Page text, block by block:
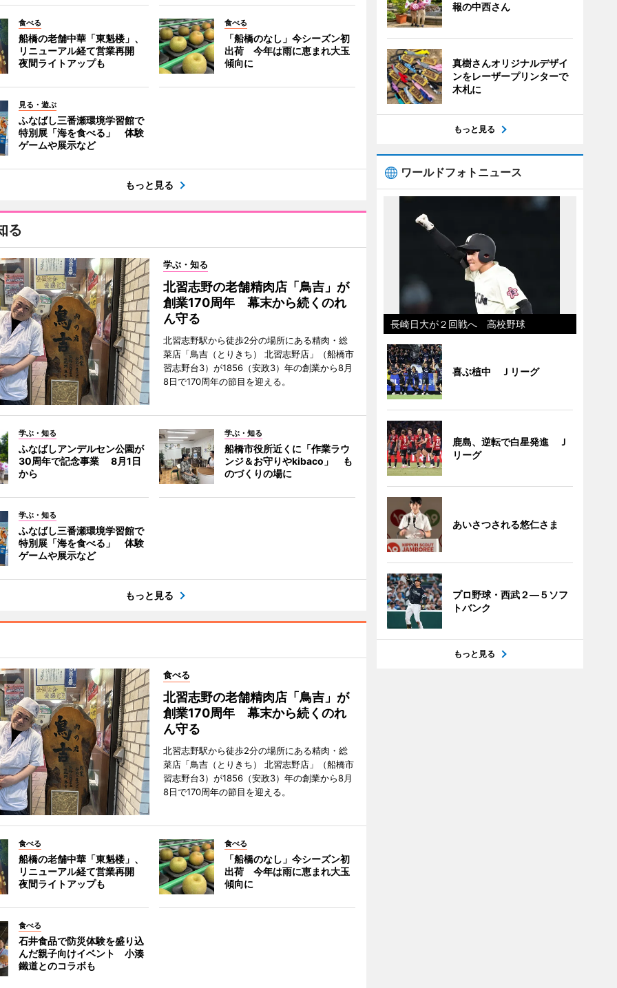
食べる
船橋の老舗中華「東魁楼」、
リニューアル経て営業再開
夜間ライトアップも
食べる
「船橋のなし」今シーズン初
出荷 今年は雨に恵まれ大玉
傾向に
見る・遊ぶ
ふなばし三番瀬環境学習館で
特別展「海を食べる」 体験
ゲームや展示など
もっと見る
る
学ぶ・知る
北習志野の老舗精肉店「鳥吉」が
創業170周年 幕末から続くのれ
ん守る
北習志野駅から徒歩2分の場所にある精肉・総
菜店「鳥吉（とりきち） 北習志野店」（船橋市
習志野台3）が1856（安政3）年の創業から8月
8日で170周年の節目を迎える。
学ぶ・知る
ふなばしアンデルセン公園が
30周年で記念事業 8月1日
から
学ぶ・知る
船橋市役所近くに「作業ラウ
ンジ＆お守りやkibaco」 も
のづくりの場に
学ぶ・知る
ふなばし三番瀬環境学習館で
特別展「海を食べる」 体験
ゲームや展示など
もっと見る
食べる
北習志野の老舗精肉店「鳥吉」が
創業170周年 幕末から続くのれ
ん守る
北習志野駅から徒歩2分の場所にある精肉・総
菜店「鳥吉（とりきち） 北習志野店」（船橋市
習志野台3）が1856（安政3）年の創業から8月
8日で170周年の節目を迎える。
食べる
船橋の老舗中華「東魁楼」、
リニューアル経て営業再開
夜間ライトアップも
食べる
「船橋のなし」今シーズン初
出荷 今年は雨に恵まれ大玉
傾向に
食べる
石井食品で防災体験を盛り込
んだ親子向けイベント 小湊
鐵道とのコラボも
報の中西さん
真樹さんオリジナルデザイ
ンをレーザープリンターで
木札に
もっと見る
ワールドフォトニュース
長崎日大が２回戦へ 高校野球
喜ぶ植中 Ｊリーグ
鹿島、逆転で白星発進 Ｊ
リーグ
あいさつされる悠仁さま
プロ野球・西武２―５ソフ
トバンク
もっと見る